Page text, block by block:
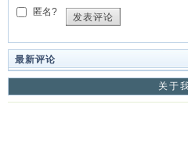
匿名?
发表评论
最新评论
关于